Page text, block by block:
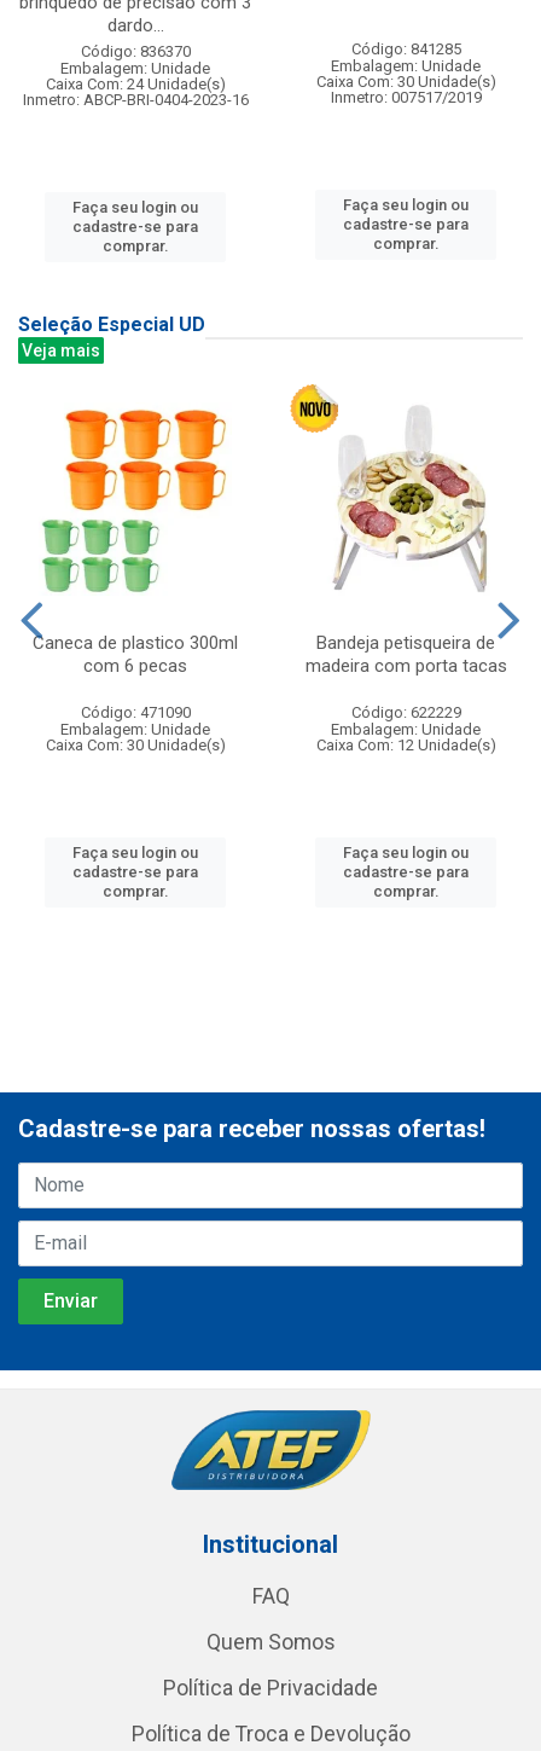
dardo...
Código: 836370
Embalagem: Unidade
Caixa Com: 24 Unidade(s)
Inmetro: ABCP-BRI-0404-2023-16
Faça seu login ou
cadastre-se para
comprar.
Código: 841285
Embalagem: Unidade
Caixa Com: 30 Unidade(s)
Inmetro: 007517/2019
Faça seu login ou
cadastre-se para
comprar.
Seleção Especial UD
Veja mais
Caneca de plastico 300ml
com 6 pecas
Código: 471090
Embalagem: Unidade
Caixa Com: 30 Unidade(s)
Faça seu login ou
cadastre-se para
comprar.
Bandeja petisqueira de
madeira com porta tacas
Código: 622229
Embalagem: Unidade
Caixa Com: 12 Unidade(s)
Faça seu login ou
cadastre-se para
comprar.
Cadastre-se para receber nossas ofertas!
Institucional
FAQ
Quem Somos
Política de Privacidade
Política de Troca e Devolução